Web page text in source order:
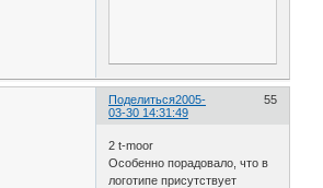
Поделиться 55
2005-
03-30 14:31:49
2 t-moor
Особенно порадовало, что в
логотипе присутствует